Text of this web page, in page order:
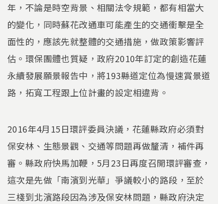
年，不論是時空背景、相關法令規範，都有相當大
的變化，同時蘇花改通車可能產生的交通衝擊是全
面性的，應該先就整體的交通措施，做政策影響評
估。環保團體也質疑，政府2010年訂定的創造花蓮
永續發展願景報告中，將193縣道定位為慢速賞景道
路，拓寬工程跟上位計畫的設定相違背。
2016年4月15日環評委員決議，花蓮縣政府必須對
保安林、生態景觀、交通等問題再做釐清，補件再
審。縣政府快馬加鞭，5月23日再度召開環評審查，
這次是先做「南濱到光華」爭議較小的路段，至於
三棧到北濱路段因為涉及保安林問題，縣政府決定